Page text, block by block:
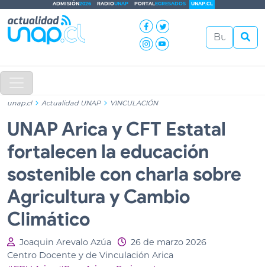
ADMISIÓN2026 RADIOUNAP PORTALEGRESADOS UNAP.CL
unap.cl Actualidad UNAP VINCULACIÓN
UNAP Arica y CFT Estatal
fortalecen la educación
sostenible con charla sobre
Agricultura y Cambio
Climático
Joaquin Arevalo Azúa
26 de marzo 2026
Centro Docente y de Vinculación Arica